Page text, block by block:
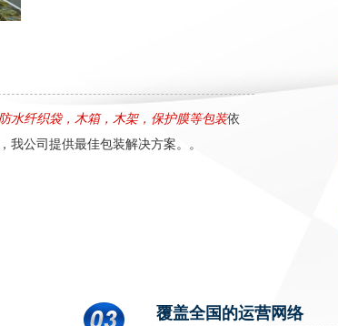
水纤织袋，木箱，木架，保护膜等包装依
我公司提供最佳包装解决方案。。
覆盖全国的运营网络